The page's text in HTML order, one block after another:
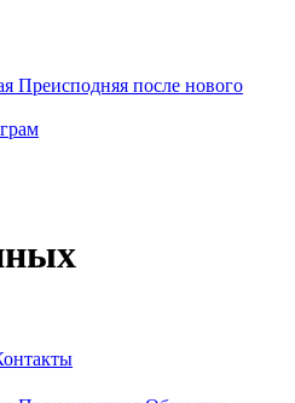
Преисподняя после нового